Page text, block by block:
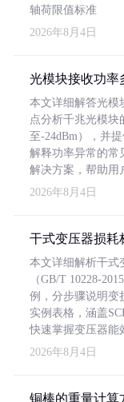
轴荷限值标准
2026年8月4日
光模块接收功率
本文详细解答光模
点分析千兆光模块
至-24dBm），并
解释功率异常的常
解决方案，帮助用
2026年8月4日
干式变压器损耗
本文详细解析干式
（GB/T 10228-
例，分步骤说明变
实例表格，涵盖
快速掌握变压器能
2026年8月4日
铜棒的重量计算